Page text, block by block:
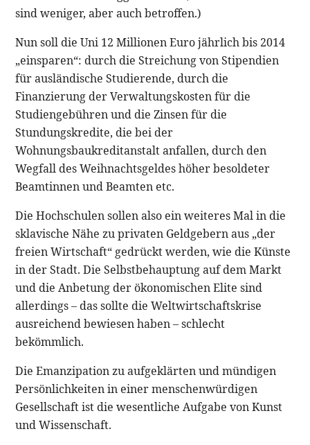
sind weniger, aber auch betroffen.)
Nun soll die Uni 12 Millionen Euro jährlich bis 2014
„einsparen“: durch die Streichung von Stipendien
für ausländische Studierende, durch die
Finanzierung der Verwaltungskosten für die
Studiengebühren und die Zinsen für die
Stundungskredite, die bei der
Wohnungsbaukreditanstalt anfallen, durch den
Wegfall des Weihnachtsgeldes höher besoldeter
Beamtinnen und Beamten etc.
Die Hochschulen sollen also ein weiteres Mal in die
sklavische Nähe zu privaten Geldgebern aus „der
freien Wirtschaft“ gedrückt werden, wie die Künste
in der Stadt. Die Selbstbehauptung auf dem Markt
und die Anbetung der ökonomischen Elite sind
allerdings – das sollte die Weltwirtschaftskrise
ausreichend bewiesen haben – schlecht
bekömmlich.
Die Emanzipation zu aufgeklärten und mündigen
Persönlichkeiten in einer menschenwürdigen
Gesellschaft ist die wesentliche Aufgabe von Kunst
und Wissenschaft.